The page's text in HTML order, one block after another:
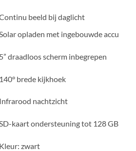
beeld bij daglicht
opladen met ingebouwde accu
draadloos scherm inbegrepen
brede kijkhoek
nachtzicht
kaart ondersteuning tot 128 GB
zwart